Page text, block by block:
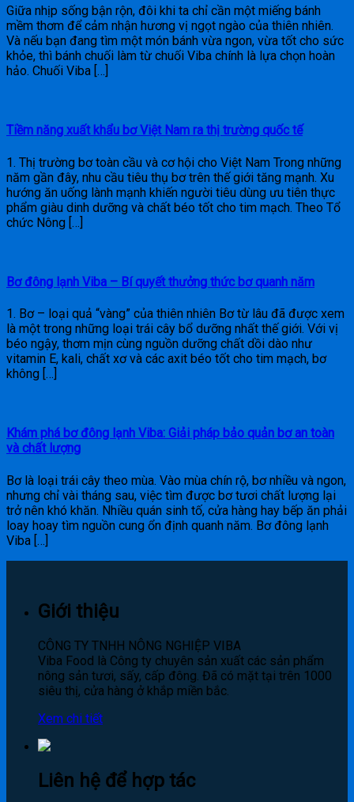
Giữa nhịp sống bận rộn, đôi khi ta chỉ cần một miếng bánh
mềm thơm để cảm nhận hương vị ngọt ngào của thiên nhiên.
Và nếu bạn đang tìm một món bánh vừa ngon, vừa tốt cho sức
khỏe, thì bánh chuối làm từ chuối Viba chính là lựa chọn hoàn
hảo. Chuối Viba […]
Tiềm năng xuất khẩu bơ Việt Nam ra thị trường quốc tế
1. Thị trường bơ toàn cầu và cơ hội cho Việt Nam Trong những
năm gần đây, nhu cầu tiêu thụ bơ trên thế giới tăng mạnh. Xu
hướng ăn uống lành mạnh khiến người tiêu dùng ưu tiên thực
phẩm giàu dinh dưỡng và chất béo tốt cho tim mạch. Theo Tổ
chức Nông […]
Bơ đông lạnh Viba – Bí quyết thưởng thức bơ quanh năm
1. Bơ – loại quả “vàng” của thiên nhiên Bơ từ lâu đã được xem
là một trong những loại trái cây bổ dưỡng nhất thế giới. Với vị
béo ngậy, thơm mịn cùng nguồn dưỡng chất dồi dào như
vitamin E, kali, chất xơ và các axit béo tốt cho tim mạch, bơ
không […]
Khám phá bơ đông lạnh Viba: Giải pháp bảo quản bơ an toàn
và chất lượng
Bơ là loại trái cây theo mùa. Vào mùa chín rộ, bơ nhiều và ngon,
nhưng chỉ vài tháng sau, việc tìm được bơ tươi chất lượng lại
trở nên khó khăn. Nhiều quán sinh tố, cửa hàng hay bếp ăn phải
loay hoay tìm nguồn cung ổn định quanh năm. Bơ đông lạnh
Viba […]
Giới thiệu
CÔNG TY TNHH NÔNG NGHIỆP VIBA
Viba Food là Công ty chuyên sản xuất các sản phẩm
nông sản tươi, sấy, cấp đông. Đã có mặt tại trên 1000
siêu thị, cửa hàng ở khắp miền bắc.
Xem chi tiết
Liên hệ để hợp tác